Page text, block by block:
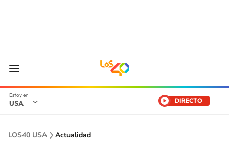
USA DIRECTO
LOS40 USA Actualidad